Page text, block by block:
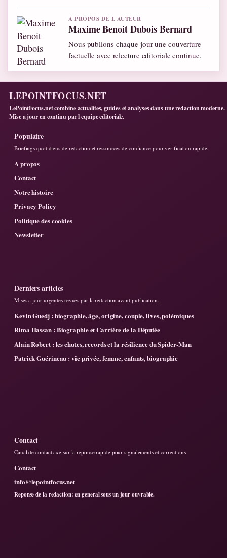
A PROPOS DE L AUTEUR
Maxime Benoit Dubois Bernard
Nous publions chaque jour une couverture
factuelle avec relecture editoriale continue.
LEPOINTFOCUS.NET
LePointFocus.net combine actualites, guides et analyses dans une redaction moderne.
Mise a jour en continu par l equipe editoriale.
Populaire
Briefings quotidiens de redaction et ressources de confiance pour verification rapide.
A propos
Contact
Notre histoire
Privacy Policy
Politique des cookies
Newsletter
Derniers articles
Mises a jour urgentes revues par la redaction avant publication.
Kevin Guedj : biographie, âge, origine, couple, lives, polémiques
Rima Hassan : Biographie et Carrière de la Députée
Alain Robert : les chutes, records et la résilience du Spider-Man
Patrick Guérineau : vie privée, femme, enfants, biographie
Contact
Canal de contact axe sur la reponse rapide pour signalements et corrections.
Contact
info@lepointfocus.net
Reponse de la redaction: en general sous un jour ouvrable.